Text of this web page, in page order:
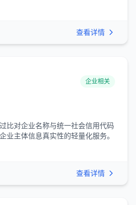
查看详情
企业相关
比对企业名称与统一社会信用代码
业主体信息真实性的轻量化服务。
查看详情